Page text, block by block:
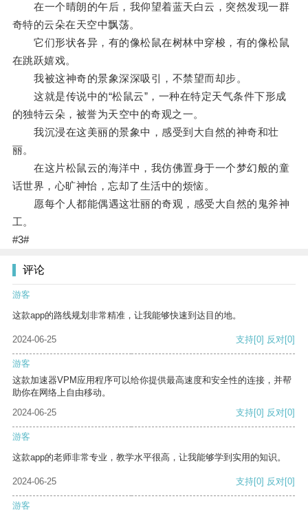
在一个晴朗的午后，我仰望着蓝天白云，突然发现一群
奇特的云朵在天空中飘荡。
它们形状各异，有的像松鼠在树林中穿梭，有的像松鼠
在跳跃嬉戏。
我被这神奇的景象深深吸引，不禁望而却步。
这就是传说中的“松鼠云”，一种在特定天气条件下形成
的独特云朵，被誉为天空中的奇观之一。
我沉浸在这美丽的景象中，感受到大自然的神奇和壮
丽。
在这片松鼠云的海洋中，我仿佛置身于一个梦幻般的童
话世界，心旷神怡，忘却了生活中的烦恼。
愿每个人都能偶遇这壮丽的奇观，感受大自然的鬼斧神
工。
#3#
评论
游客
这款app的路线规划非常精准，让我能够快速到达目的地。
2024-06-25 支持[0] 反对[0]
游客
这款加速器VPM应用程序可以给你提供最高速度和安全性的连接，并帮
助你在网络上自由移动。
2024-06-25
支持[0] 反对[0]
游客
这款app的老师非常专业，教学水平很高，让我能够学到实用的知识。
2024-06-25 支持[0] 反对[0]
游客